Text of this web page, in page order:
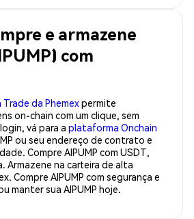
e armazene
com
da Phemexpermite
on-chain com um clique, sem
vá para a plataforma Onchain
ou seu endereço de contrato e
Compre AIPUMP com USDT,
Armazene na carteira de alta
Compre AIPUMP com segurança e
manter sua AIPUMP hoje.